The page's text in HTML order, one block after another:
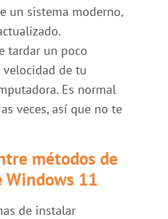
un sistema moderno,
tardar un poco
de tu
Es normal
veces, así que no te
métodos de
Windows 11
de instalar